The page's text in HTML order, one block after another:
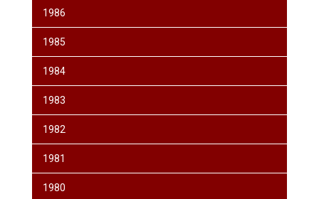
1986
1985
1984
1983
1982
1981
1980